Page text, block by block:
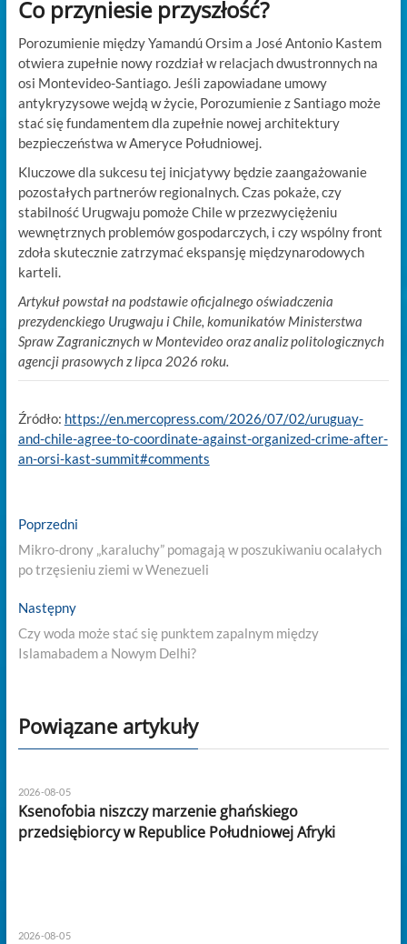
Co przyniesie przyszłość?
Porozumienie między Yamandú Orsim a José Antonio Kastem
otwiera zupełnie nowy rozdział w relacjach dwustronnych na
osi Montevideo-Santiago. Jeśli zapowiadane umowy
antykryzysowe wejdą w życie, Porozumienie z Santiago może
stać się fundamentem dla zupełnie nowej architektury
bezpieczeństwa w Ameryce Południowej.
Kluczowe dla sukcesu tej inicjatywy będzie zaangażowanie
pozostałych partnerów regionalnych. Czas pokaże, czy
stabilność Urugwaju pomoże Chile w przezwyciężeniu
wewnętrznych problemów gospodarczych, i czy wspólny front
zdoła skutecznie zatrzymać ekspansję międzynarodowych
karteli.
Artykuł powstał na podstawie oficjalnego oświadczenia
prezydenckiego Urugwaju i Chile, komunikatów Ministerstwa
Spraw Zagranicznych w Montevideo oraz analiz politologicznych
agencji prasowych z lipca 2026 roku.
Źródło: https://en.mercopress.com/2026/07/02/uruguay-
and-chile-agree-to-coordinate-against-organized-crime-after-
an-orsi-kast-summit#comments
Nawigacja
wpisu
PoprzedniPrevious
post:
Mikro-drony „karaluchy” pomagają w poszukiwaniu ocalałych
po trzęsieniu ziemi w Wenezueli
NastępnyNext
post:
Czy woda może stać się punktem zapalnym między
Islamabadem a Nowym Delhi?
Powiązane artykuły
2026-08-05
Ksenofobia niszczy marzenie ghańskiego
przedsiębiorcy w Republice Południowej Afryki
2026-08-05